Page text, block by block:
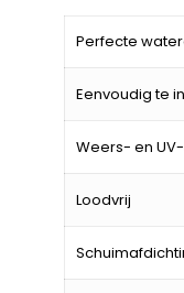
Perfecte
Eenvoudig te
Weers- en
Loodvrij